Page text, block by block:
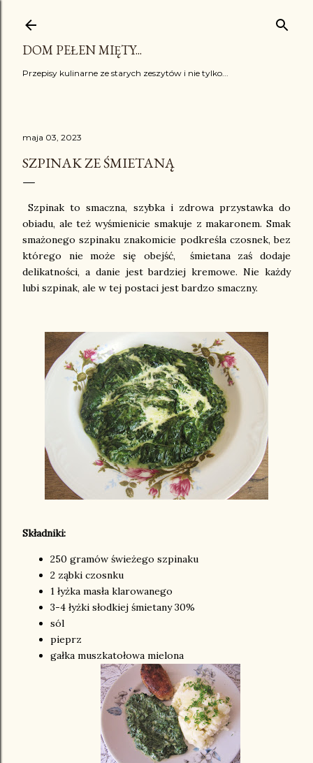
DOM PEŁEN MIĘTY...
Przepisy kulinarne ze starych zeszytów i nie tylko...
maja 03, 2023
SZPINAK ZE ŚMIETANĄ
Szpinak to smaczna, szybka i zdrowa przystawka do
obiadu, ale też wyśmienicie smakuje z makaronem. Smak
smażonego szpinaku znakomicie podkreśla czosnek, bez
którego nie może się obejść, śmietana zaś dodaje
delikatności, a danie jest bardziej kremowe. Nie każdy
lubi szpinak, ale w tej postaci jest bardzo smaczny.
Składniki:
250 gramów świeżego szpinaku
2 ząbki czosnku
1 łyżka masła klarowanego
3-4 łyżki słodkiej śmietany 30%
sól
pieprz
gałka muszkatołowa mielona